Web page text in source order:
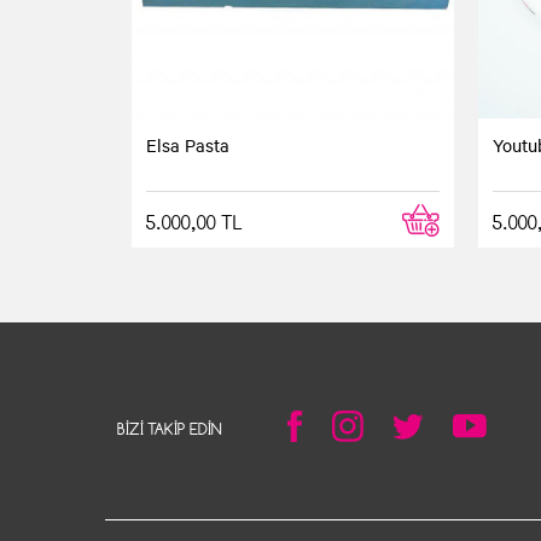
Elsa Pasta
5.000,00 TL
BIZI TAKIP EDIN